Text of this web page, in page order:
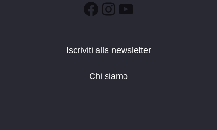
Facebook
Instagram
YouTube
Iscriviti alla newsletter
Chi siamo